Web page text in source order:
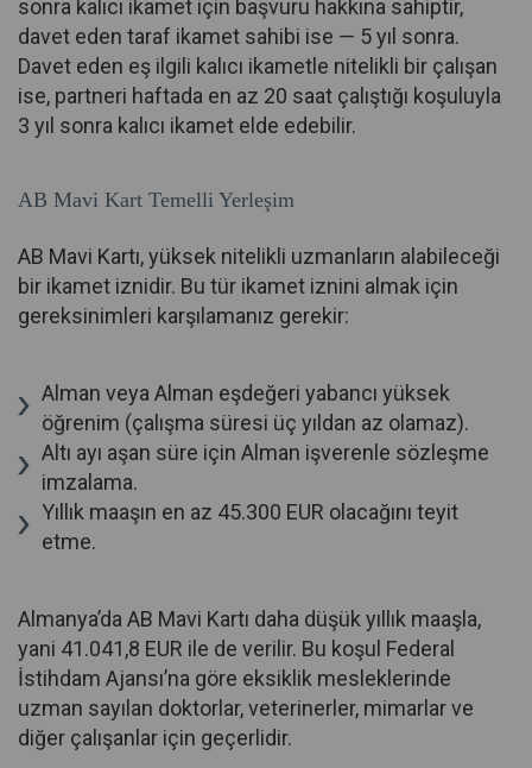
sonra kalıcı ikamet için başvuru hakkına sahiptir,
davet eden taraf ikamet sahibi ise — 5 yıl sonra.
Davet eden eş ilgili kalıcı ikametle nitelikli bir çalışan
ise, partneri haftada en az 20 saat çalıştığı koşuluyla
3 yıl sonra kalıcı ikamet elde edebilir.
AB Mavi Kart Temelli Yerleşim
AB Mavi Kartı, yüksek nitelikli uzmanların alabileceği
bir ikamet iznidir. Bu tür ikamet iznini almak için
gereksinimleri karşılamanız gerekir:
Alman veya Alman eşdeğeri yabancı yüksek
öğrenim (çalışma süresi üç yıldan az olamaz).
Altı ayı aşan süre için Alman işverenle sözleşme
imzalama.
Yıllık maaşın en az 45.300 EUR olacağını teyit
etme.
Almanya’da AB Mavi Kartı daha düşük yıllık maaşla,
yani 41.041,8 EUR ile de verilir. Bu koşul Federal
İstihdam Ajansı’na göre eksiklik mesleklerinde
uzman sayılan doktorlar, veterinerler, mimarlar ve
diğer çalışanlar için geçerlidir.